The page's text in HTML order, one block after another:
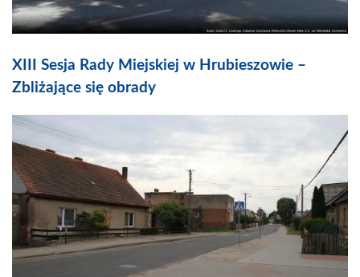
XIII Sesja Rady Miejskiej w Hrubieszowie –
Zbliżające się obrady